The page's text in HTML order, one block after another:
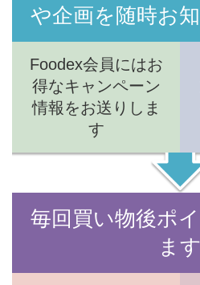
や企画を随時お
Foodex会員にはお
得なキャンペーン
情報をお送りしま
す
毎回買い物後ポ
ます